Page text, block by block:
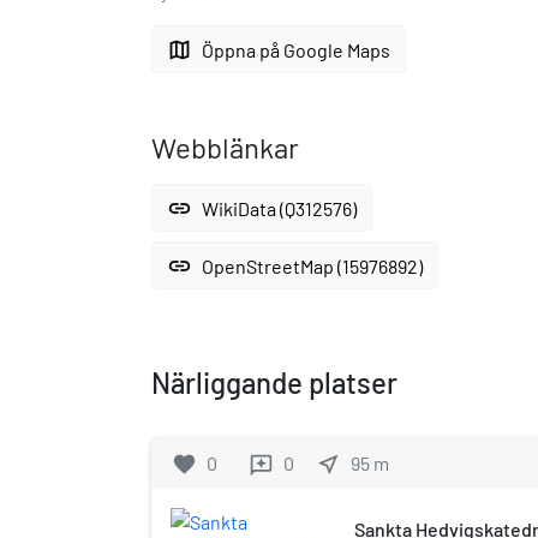
map Öppna på Google Maps
Webblänkar
link WikiData (Q312576)
link OpenStreetMap (15976892)
Närliggande platser
favorite 0 reviews 0 near_me 95 m
Sankta